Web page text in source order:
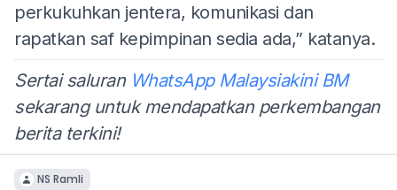
perkukuhkan jentera, komunikasi dan
rapatkan saf kepimpinan sedia ada,” katanya.
Sertai saluran WhatsApp Malaysiakini BM
sekarang untuk mendapatkan perkembangan
berita terkini!
NS Ramli